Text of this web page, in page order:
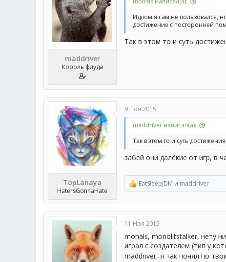
maddriver
Король флуда
Идлом я сам не пользовался,
достижение с посторонней
Так в этом то и суть
TopLanaya
HatersGonnaHate
9 Ноя 2015
maddriver написал(а):
Так в этом то и суть
забей они далёкие от игр, в
Р
е
а
к
и
и
:
EatSleepJDM и maddriver
11 Ноя 2015
monals, monolitstalker, нету
играл с создателем (тип у
maddriver, я так понял по